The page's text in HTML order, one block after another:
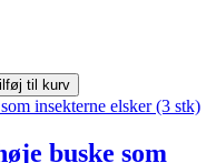
til kurv
buske som